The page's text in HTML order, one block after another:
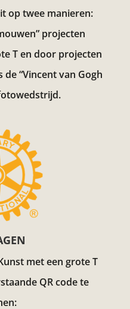
op twee manieren:
projecten
T en door projecten
“Vincent van Gogh
met een grote T
QR code te